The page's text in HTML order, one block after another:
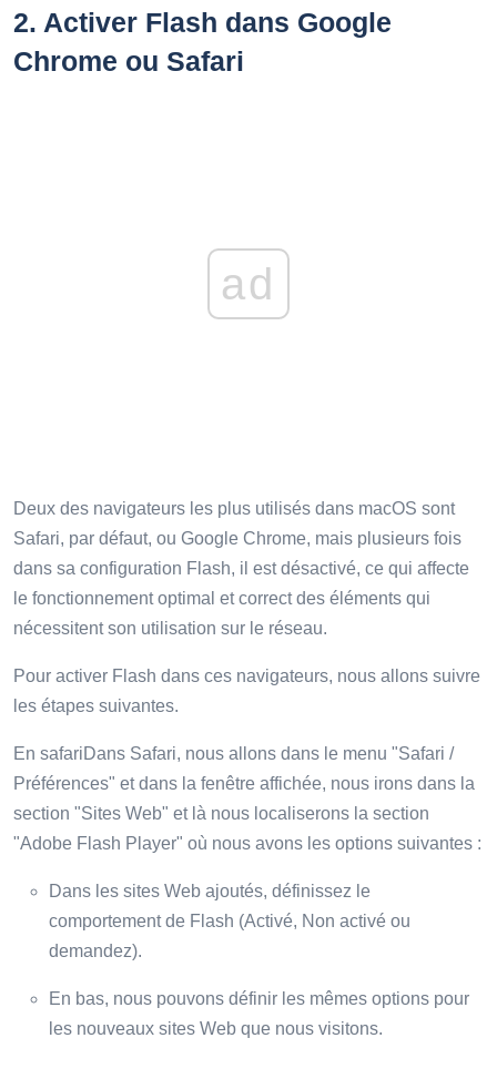
2. Activer Flash dans Google
Chrome ou Safari
ad
Deux des navigateurs les plus utilisés dans macOS sont
Safari, par défaut, ou Google Chrome, mais plusieurs fois
dans sa configuration Flash, il est désactivé, ce qui affecte
le fonctionnement optimal et correct des éléments qui
nécessitent son utilisation sur le réseau.
Pour activer Flash dans ces navigateurs, nous allons suivre
les étapes suivantes.
En safariDans Safari, nous allons dans le menu "Safari /
Préférences" et dans la fenêtre affichée, nous irons dans la
section "Sites Web" et là nous localiserons la section
"Adobe Flash Player" où nous avons les options suivantes :
Dans les sites Web ajoutés, définissez le
comportement de Flash (Activé, Non activé ou
demandez).
En bas, nous pouvons définir les mêmes options pour
les nouveaux sites Web que nous visitons.